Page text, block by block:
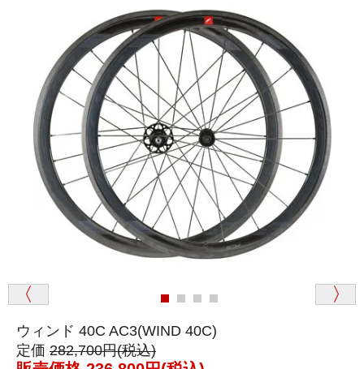
ウィンド 40C AC3(WIND 40C)
定価 282,700円(税込)